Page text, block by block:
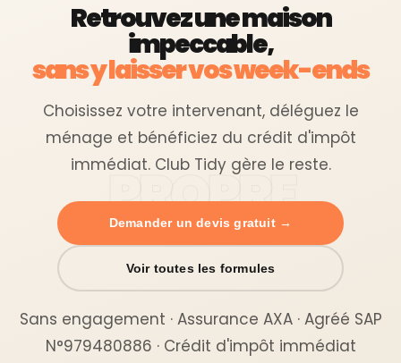
Retrouvez une maison
impeccable,
sans y laisser vos week-ends
Choisissez votre intervenant, déléguez le
ménage et bénéficiez du crédit d'impôt
immédiat. Club Tidy gère le reste.
Demander un devis gratuit →
Voir toutes les formules
Sans engagement · Assurance AXA · Agréé SAP
N°979480886 · Crédit d'impôt immédiat